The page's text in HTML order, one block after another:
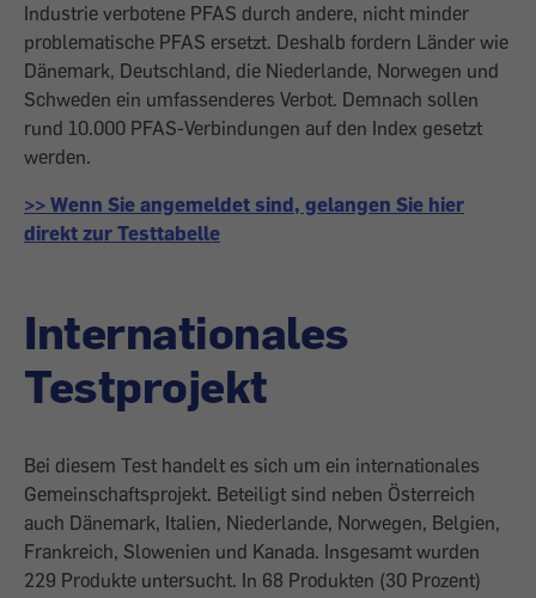
Industrie verbotene PFAS durch andere, nicht minder
problematische PFAS ersetzt. Deshalb fordern Länder wie
Dänemark, Deutschland, die Niederlande, Norwegen und
Schweden ein umfassenderes Verbot. Demnach sollen
rund 10.000 PFAS-Verbindungen auf den Index gesetzt
werden.
>> Wenn Sie angemeldet sind, gelangen Sie hier
direkt zur Testtabelle
Internationales
Testprojekt
Bei diesem Test handelt es sich um ein internationales
Gemeinschaftsprojekt. Beteiligt sind neben Österreich
auch Dänemark, Italien, Niederlande, Norwegen, Belgien,
Frankreich, Slowenien und Kanada. Insgesamt wurden
229 Produkte untersucht. In 68 Produkten (30 Prozent)